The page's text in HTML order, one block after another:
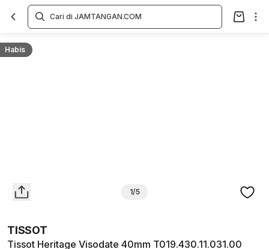
Habis
1/5
TISSOT
Tissot Heritage Visodate 40mm T019.430.11.031.00
Overview